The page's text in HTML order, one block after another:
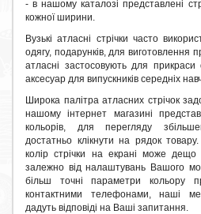
- в нашому каталозі представлені
кожної ширини.
Вузькі атласні стрічки часто
одягу, подарунків, для виготовлення
атласні застосовують для
аксесуар для випускників середніх
Широка палітра атласних стрічок
нашому інтернет магазині
кольорів, для перегляду
достатньо клікнути на рядок
колір стрічки на екрані може дещо
залежно від налаштувань Вашого
більш точні параметри кольору
контактними телефонами, наші
дадуть відповіді на Ваші запитання.